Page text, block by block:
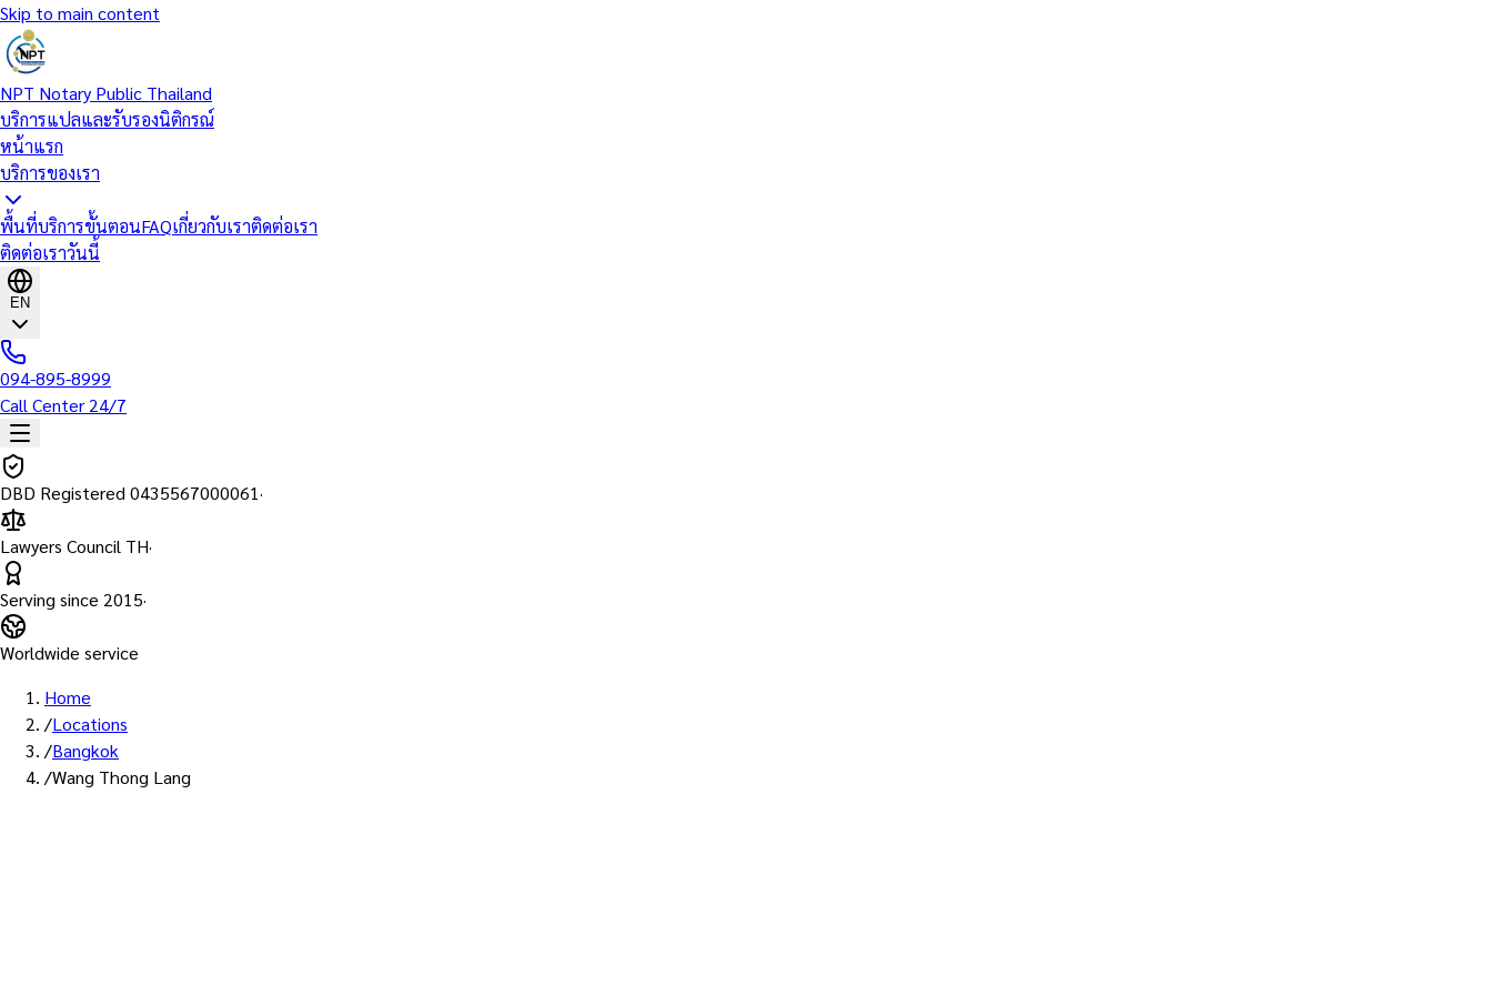
Skip to main content
NPT Notary Public Thailand
บริการแปลและรับรองนิติกรณ์
หน้าแรก
บริการของเรา
พื้นที่บริการขั้นตอนFAQเกี่ยวกับเราติดต่อเรา
ติดต่อเราวันนี้
EN
094-895-8999
Call Center 24/7
DBD Registered 0435567000061·
Lawyers Council TH·
Serving since 2015·
Worldwide service
Home
/Locations
/Bangkok
/Wang Thong Lang